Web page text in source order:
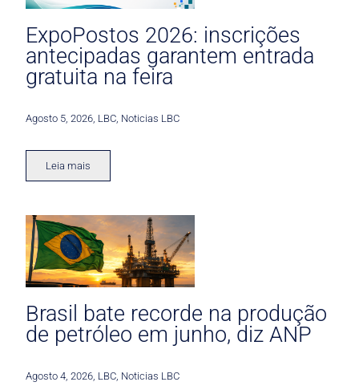
ExpoPostos 2026: inscrições
antecipadas garantem entrada
gratuita na feira
Agosto 5, 2026 LBC Noticias LBC
Leia mais
Brasil bate recorde na produção
de petróleo em junho, diz ANP
Agosto 4, 2026 LBC Noticias LBC